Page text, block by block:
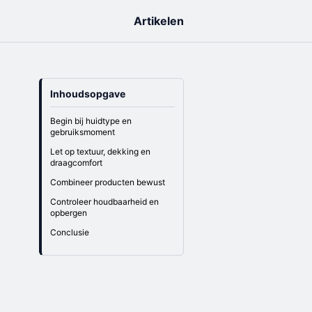
Artikelen
Inhoudsopgave
Begin bij huidtype en
gebruiksmoment
Let op textuur, dekking en
draagcomfort
Combineer producten bewust
Controleer houdbaarheid en
opbergen
Conclusie